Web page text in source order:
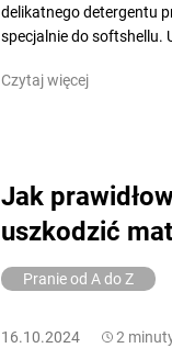
delikatnego detergentu
specjalnie do softshellu.
Czytaj więcej
Jak
uszkodzić
Pranie od A do Z
16.10.2024 2